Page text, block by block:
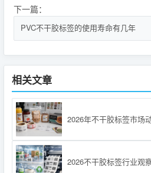
下一篇：
PVC不干胶标签的使用寿命有几年
相关文章
2026年不干胶标签市场
2026不干胶标签行业观